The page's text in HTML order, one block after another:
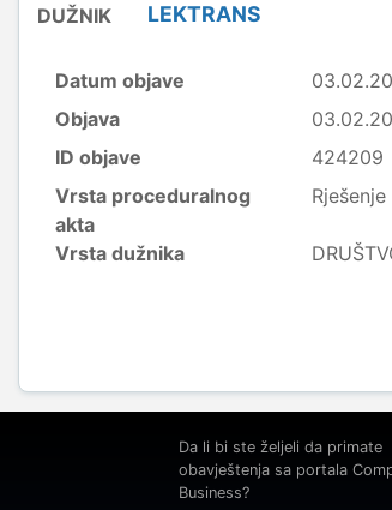
DUŽNIK LEKTRANS
Datum objave
Objava
ID objave
424209
Vrsta proceduralnog
akta
Rješenje
Vrsta dužnika
Da li bi ste željeli da primate
obavještenja sa portala
Business?